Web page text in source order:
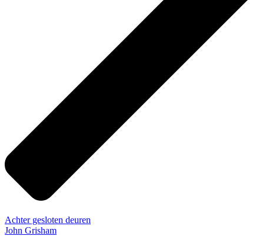
Achter gesloten deuren
John Grisham